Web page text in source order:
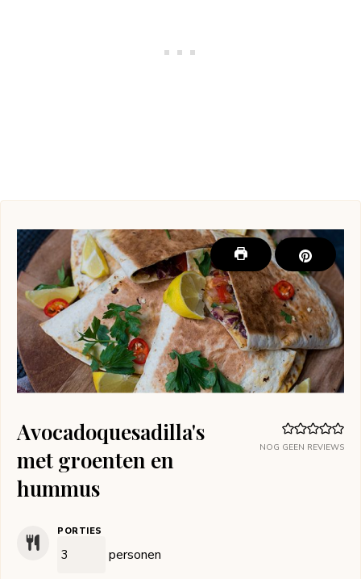
NOG GEEN REVIEWS
Avocadoquesadilla's
met groenten en
hummus
PORTIES
personen